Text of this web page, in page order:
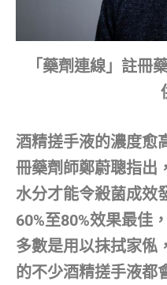
「藥劑連線」註冊
酒精搓手液的濃度愈
冊藥劑師鄭蔚聰指出
水分才能令殺菌成效
60%至80%效果最佳
多數是用以抹拭家俬
的不少酒精搓手液都